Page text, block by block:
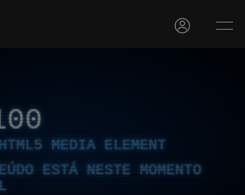
MEDIA ELEMENT
ESTÁ NESTE MOMENTO